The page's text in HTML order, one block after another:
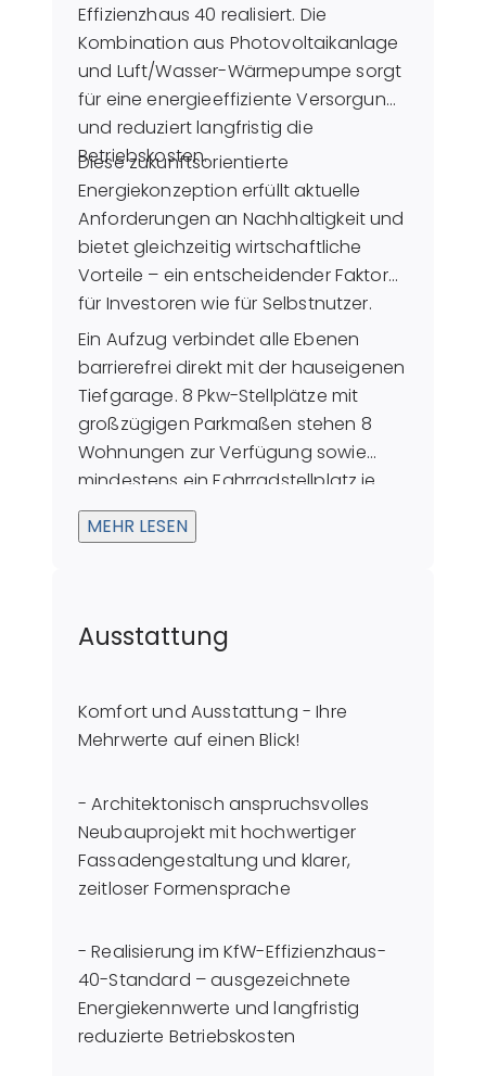
Effizienzhaus 40 realisiert. Die
Kombination aus Photovoltaikanlage
und Luft/Wasser-Wärmepumpe sorgt
für eine energieeffiziente Versorgung
und reduziert langfristig die
Betriebskosten.
Diese zukunftsorientierte
Energiekonzeption erfüllt aktuelle
Anforderungen an Nachhaltigkeit und
bietet gleichzeitig wirtschaftliche
Vorteile – ein entscheidender Faktor
für Investoren wie für Selbstnutzer.
Ein Aufzug verbindet alle Ebenen
barrierefrei direkt mit der hauseigenen
Tiefgarage. 8 Pkw-Stellplätze mit
großzügigen Parkmaßen stehen 8
Wohnungen zur Verfügung sowie
mindestens ein Fahrradstellplatz je
Wohnung, was die exzellente
Infrastruktur dieses Standorts ideal
MEHR LESEN
Ausstattung
Komfort und Ausstattung - Ihre
Mehrwerte auf einen Blick!
- Architektonisch anspruchsvolles
Neubauprojekt mit hochwertiger
Fassadengestaltung und klarer,
zeitloser Formensprache
- Realisierung im KfW-Effizienzhaus-
40-Standard – ausgezeichnete
Energiekennwerte und langfristig
reduzierte Betriebskosten